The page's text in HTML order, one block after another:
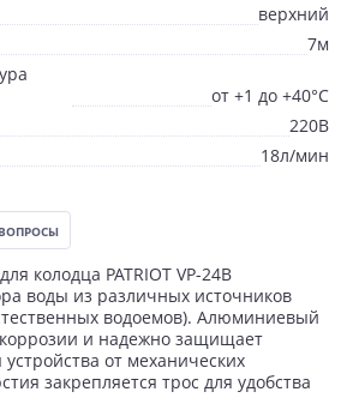
верхний
7м
от +1 до +40°С
220В
18л/мин
колодца PATRIOT VP-24В
воды из различных источников
водоемов). Алюминиевый
и надежно защищает
от механических
закрепляется трос для удобства